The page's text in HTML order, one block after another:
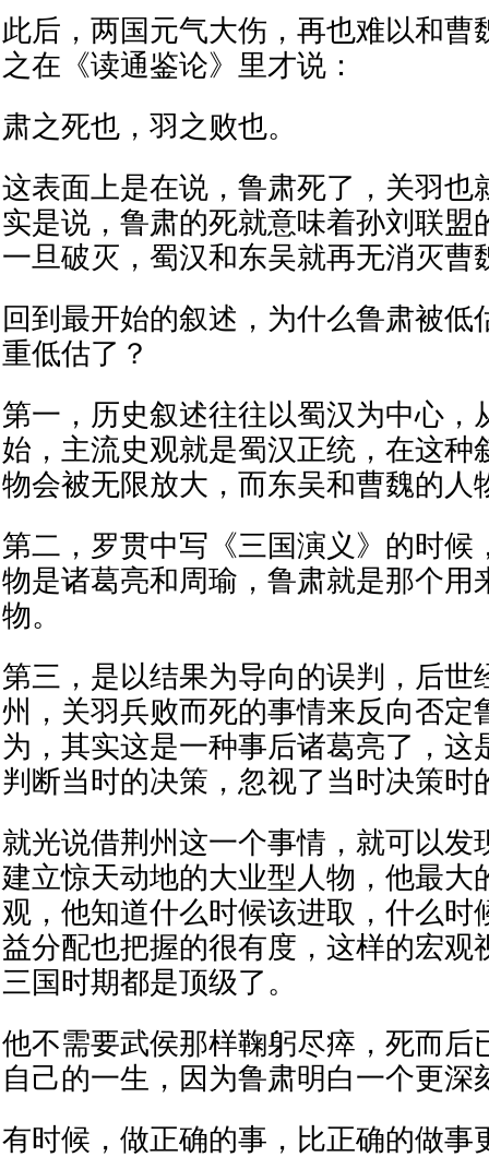
此后，两国元气大伤，再也难以和曹
之在《读通鉴论》里才说：
肃之死也，羽之败也。
这表面上是在说，鲁肃死了，关羽也
实是说，鲁肃的死就意味着孙刘联盟
一旦破灭，蜀汉和东吴就再无消灭曹
回到最开始的叙述，为什么鲁肃被低
重低估了？
第一，历史叙述往往以蜀汉为中心，
始，主流史观就是蜀汉正统，在这种
物会被无限放大，而东吴和曹魏的人
第二，罗贯中写《三国演义》的时候
物是诸葛亮和周瑜，鲁肃就是那个用
物。
第三，是以结果为导向的误判，后世
州，关羽兵败而死的事情来反向否定
为，其实这是一种事后诸葛亮了，这
判断当时的决策，忽视了当时决策时
就光说借荆州这一个事情，就可以发
建立惊天动地的大业型人物，他最大
观，他知道什么时候该进取，什么时
益分配也把握的很有度，这样的宏观
三国时期都是顶级了。
他不需要武侯那样鞠躬尽瘁，死而后
自己的一生，因为鲁肃明白一个更深
有时候，做正确的事，比正确的做事